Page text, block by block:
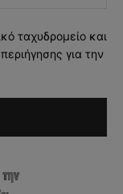
ταχυδρομείο και
για την